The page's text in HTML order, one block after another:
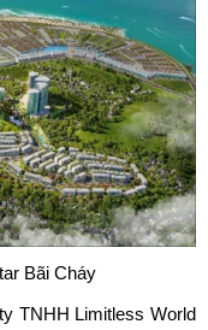
Bãi Cháy
TNHH Limitless World